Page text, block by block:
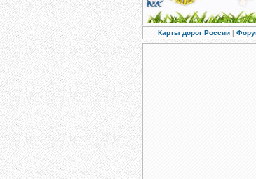
Карты дорог России |